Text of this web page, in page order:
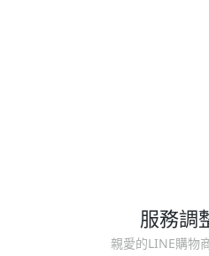
服務調
親愛的LINE購物